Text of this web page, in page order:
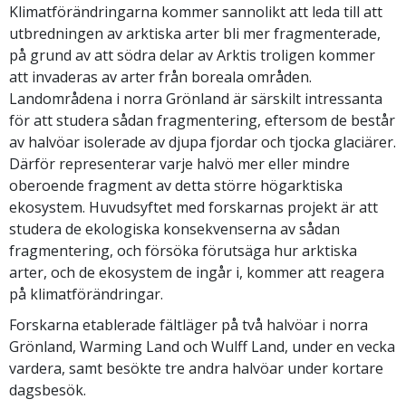
Klimatförändringarna kommer sannolikt att leda till att
utbredningen av arktiska arter bli mer fragmenterade,
på grund av att södra delar av Arktis troligen kommer
att invaderas av arter från boreala områden.
Landområdena i norra Grönland är särskilt intressanta
för att studera sådan fragmentering, eftersom de består
av halvöar isolerade av djupa fjordar och tjocka glaciärer.
Därför representerar varje halvö mer eller mindre
oberoende fragment av detta större högarktiska
ekosystem. Huvudsyftet med forskarnas projekt är att
studera de ekologiska konsekvenserna av sådan
fragmentering, och försöka förutsäga hur arktiska
arter, och de ekosystem de ingår i, kommer att reagera
på klimatförändringar.
Forskarna etablerade fältläger på två halvöar i norra
Grönland, Warming Land och Wulff Land, under en vecka
vardera, samt besökte tre andra halvöar under kortare
dagsbesök.